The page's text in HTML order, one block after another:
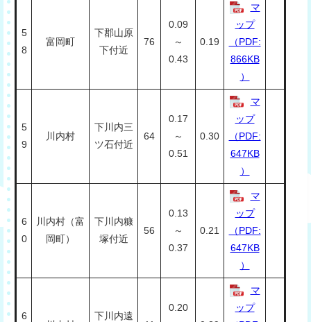
5
8
富岡町
下郡山原
下付近
76
0.09
～
0.43
0.19
マ
ップ
（PDF:
866KB
）
5
9
川内村
下川内三
ツ石付近
64
0.17
～
0.51
0.30
マ
ップ
（PDF:
647KB
）
6
0
川内村（富
岡町）
下川内糠
塚付近
56
0.13
～
0.37
0.21
マ
ップ
（PDF:
647KB
）
6
下川内遠
0.20
マ
ップ